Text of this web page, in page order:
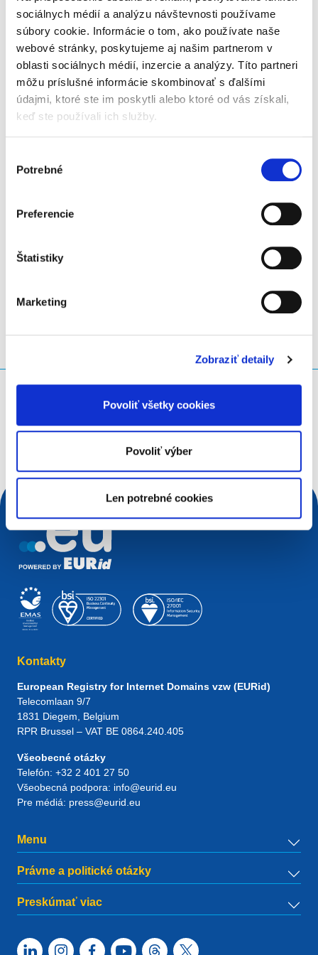
sociálnych médií a analýzu návštevnosti používame
súbory cookie. Informácie o tom, ako používate naše
webové stránky, poskytujeme aj našim partnerom v
oblasti sociálnych médií, inzercie a analýzy. Títo partneri
môžu príslušné informácie skombinovať s ďalšími
údajmi, ktoré ste im poskytli alebo ktoré od vás získali,
keď ste používali ich služby.
súhlasu
Potrebné
Preferencie
Štatistiky
Marketing
Zobraziť detaily
Povoliť všetky cookies
Povoliť výber
Len potrebné cookies
Winners will have their artwork exhibited in the centre of
Prague and in two other European cities, win prizes up
to the value of 200 EUR, and have a social media clip
produced for them by a professional Belgian audio-
visual production company.
Please visit the
prizes.
Vyhľadávacia požiadavka
Kontakty
European Registry for Internet Domains vzw (EURid)
Telecomlaan 9/7
1831 Diegem , Belgium
RPR Brussel – VAT BE 0864.240.405
Všeobecné otázky
Telefón: +32 2 401 27 50
Všeobecná podpora: info@eurid.eu
Pre médiá: press@eurid.eu
Menu
Právne a politické otázky
Preskúmať viac